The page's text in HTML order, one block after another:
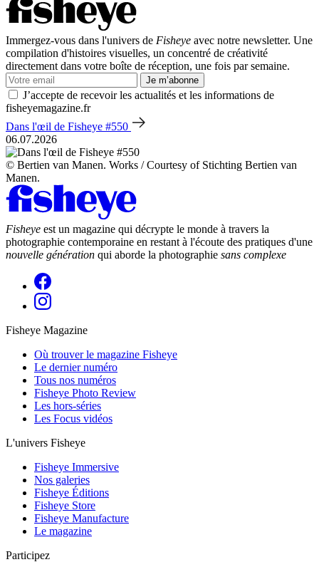
Immergez-vous dans l'univers de Fisheye avec notre newsletter. Une
compilation d'histoires visuelles, un concentré de créativité
directement dans votre boîte de réception, une fois par semaine.
Je m’abonne
J’accepte de recevoir les actualités et les informations de
fisheyemagazine.fr
Dans l'œil de Fisheye #550
06.07.2026
© Bertien van Manen. Works / Courtesy of Stichting Bertien van
Manen.
Fisheye est un magazine qui décrypte le monde à travers la
photographie contemporaine en restant à l'écoute des pratiques d'une
nouvelle génération qui aborde la photographie sans complexe
Fisheye Magazine
Où trouver le magazine Fisheye
Le dernier numéro
Tous nos numéros
Fisheye Photo Review
Les hors-séries
Les Focus vidéos
L'univers Fisheye
Fisheye Immersive
Nos galeries
Fisheye Éditions
Fisheye Store
Fisheye Manufacture
Le magazine
Participez